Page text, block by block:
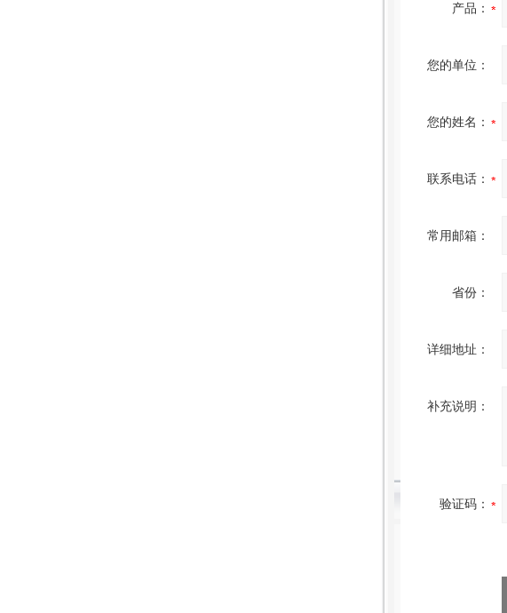
产品：
您的单位：
您的姓名：
联系电话：
常用邮箱：
省份：
详细地址：
补充说明：
验证码：